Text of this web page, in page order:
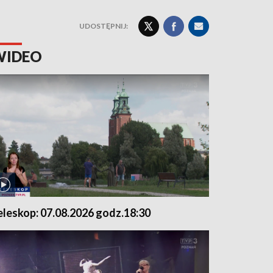
UDOSTĘPNIJ:
07.08.2026 godz.18:30